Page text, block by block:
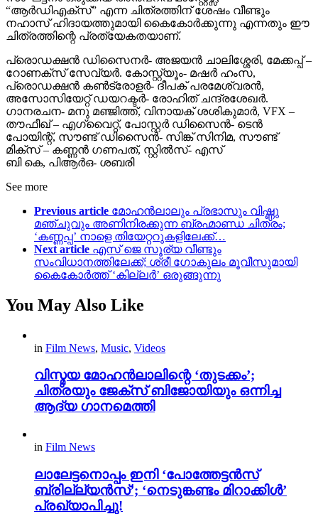
“ആർഡിഎക്സ്” എന്ന ചിത്രത്തിന് ശേഷം വീണ്ടും
നഹാസ് ഹിദായത്തുമായി കൈകോർക്കുന്നു എന്നതും ഈ
ചിത്രത്തിന്റെ പ്രത്യേകതയാണ്.
പ്രൊഡക്ഷൻ ഡിസൈനർ- അജയൻ ചാലിശ്ശേരി, മേക്കപ്പ് –
റോണക്സ് സേവ്യർ. കോസ്റ്റ്യൂം- മഷർ ഹംസ,
പ്രൊഡക്ഷൻ കൺട്രോളർ- ദീപക് പരമേശ്വരൻ,
അസോസിയേറ്റ് ഡയറക്ടർ- രോഹിത് ചന്ദ്രശേഖർ.
ഗാനരചന- മനു മഞ്ജിത്ത്, വിനായക് ശശികുമാർ, VFX –
തൗഫീഖ് – എഗ്‌വൈറ്റ്, പോസ്റ്റർ ഡിസൈൻ- ടെൻ
പോയിന്റ്, സൗണ്ട് ഡിസൈൻ- സിങ്ക് സിനിമ, സൗണ്ട്
മിക്സ് – കണ്ണൻ ഗണപത്, സ്റ്റിൽസ്- എസ്
ബി കെ, പിആർഒ- ശബരി
See more
Previous article മോഹൻലാലും പ്രഭാസും വിഷ്ണു
മഞ്ചുവും അണിനിരക്കുന്ന ബ്രഹ്മാണ്ഡ ചിത്രം;
‘കണ്ണപ്പ’ നാളെ തിയേറ്ററുകളിലേക്ക്…
Next article എസ് ജെ സൂര്യ വീണ്ടും
സംവിധാനത്തിലേക്ക്; ശ്രീ ഗോകുലം മൂവീസുമായി
കൈകോർത്ത് ‘കില്ലർ’ ഒരുങ്ങുന്നു
You May Also Like
in Film News, Music, Videos
വിസ്മയ മോഹൻലാലിന്റെ ‘തുടക്കം’;
ചിത്രയും ജേക്സ് ബിജോയിയും ഒന്നിച്ച
ആദ്യ ഗാനമെത്തി
in Film News
ലാലേട്ടനൊപ്പം ഇനി ‘പോത്തേട്ടൻസ്
ബ്രില്ല്യൻസ്’; ‘നെടുങ്കണ്ടം മിറാക്കിൾ’
പ്രഖ്യാപിച്ചു!